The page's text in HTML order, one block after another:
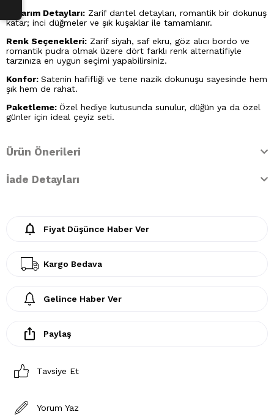
Tasarım Detayları: Zarif dantel detayları, romantik bir dokunuş
katar; inci düğmeler ve şık kuşaklar ile tamamlanır.
Renk Seçenekleri: Zarif siyah, saf ekru, göz alıcı bordo ve
romantik pudra olmak üzere dört farklı renk alternatifiyle
tarzınıza en uygun seçimi yapabilirsiniz.
Konfor: Satenin hafifliği ve tene nazik dokunuşu sayesinde hem
şık hem de rahat.
Paketleme: Özel hediye kutusunda sunulur, düğün ya da özel
günler için ideal çeyiz seti.
Ürün Önerileri
İade Detayları
Fiyat Düşünce Haber Ver
Kargo Bedava
Gelince Haber Ver
Paylaş
Tavsiye Et
Yorum Yaz